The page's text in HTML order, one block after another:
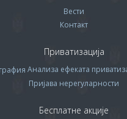
Вести
Контакт
Приватизација
Анализа ефеката
Пријава нерегуларности
Бесплатне акције